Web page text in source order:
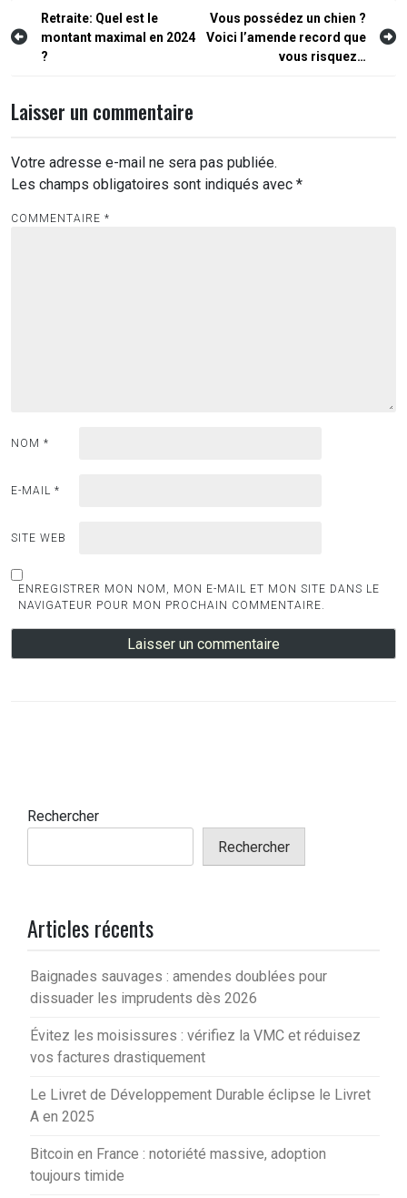
Navigation
de
Retraite: Quel est le
montant maximal en 2024
?
Vous possédez un chien ?
Voici l’amende record que
vous risquez…
Laisser un commentaire
Votre adresse e-mail ne sera pas publiée.
Les champs obligatoires sont indiqués avec *
COMMENTAIRE *
NOM *
E-MAIL *
SITE WEB
ENREGISTRER MON NOM, MON E-MAIL ET MON SITE DANS LE
NAVIGATEUR POUR MON PROCHAIN COMMENTAIRE.
Rechercher
Rechercher
Articles récents
Baignades sauvages : amendes doublées pour
dissuader les imprudents dès 2026
Évitez les moisissures : vérifiez la VMC et réduisez
vos factures drastiquement
Le Livret de Développement Durable éclipse le Livret
A en 2025
Bitcoin en France : notoriété massive, adoption
toujours timide